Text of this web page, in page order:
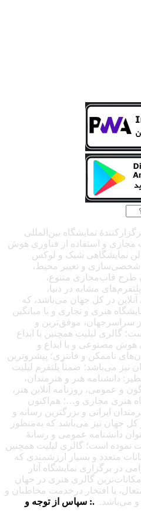
نمایشگاه بین‌المللی
مجازی و استفاده از فناوری هوش
نمایشگاهی شیک و لوکس
شخصی‌سازی و تغییر محیط،
طرح قاب‌مجازی متنوع،
مشابه در دنیا،
در کل جهان می‌باشد، که
برگزاری بیش از ۲۵۰ نمایشگاه هنری و تجاری و با میانگین
سراسرجهان، موفق‌ترین و
گالری لیلیت همچنین با ابداع
هوش مصنوعی و با ابداع و
ناممکن و فانتزی؛ پیشروترین
نیز می‌باشد؛ ضمناً پلتفرم لیلیت
دانشنامه هنر و هنرمندان،
و عمومی، روزنامه آنلاین هنر،
هنری مجازی و…؛ هم‌اکنون
ایرانی و بزرگترین رسانه و
جهان نیز می‌باشد که به‌منظور
دانشنامه عمومی و رسانهٔ
نموده است؛ گالری لیلیت همچنین
متعدد و بسیار ارزشمندی که
در برگزاری نمایشگاه آثار
گالری هنری در جهان
با افتخار درخدمت مخاطبان و
و می‌باشد. .: سپاس از توجه و